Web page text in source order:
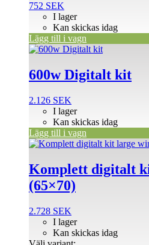
752 SEK
I lager
Kan skickas idag
Lägg till i vagn
600w Digitalt kit
2.126 SEK
I lager
Kan skickas idag
Lägg till i vagn
Komplett digitalt
(65×70)
2.728 SEK
I lager
Kan skickas idag
Den
produkten
har
flera
De
olika
alternativen
kan